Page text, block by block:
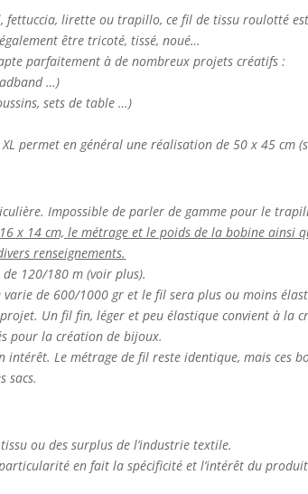
lirette ou trapillo, ce fil de tissu roulotté
être tricoté, tissé, noué…
parfaitement à de nombreux projets créatifs :
…)
sets de table …)
permet en général une réalisation de 50 x 45 cm
Impossible de parler de gamme pour le
x 14 cm, le métrage et le poids de la bobine ainsi
renseignements.
120/180 m (voir plus).
de 600/1000 gr et le fil sera plus ou moins
Un fil fin, léger et peu élastique convient à la
pour la création de bijoux.
intérêt. Le métrage de fil reste identique, mais ces
sacs.
ou des surplus de l’industrie textile.
en fait la spécificité et l’intérêt du